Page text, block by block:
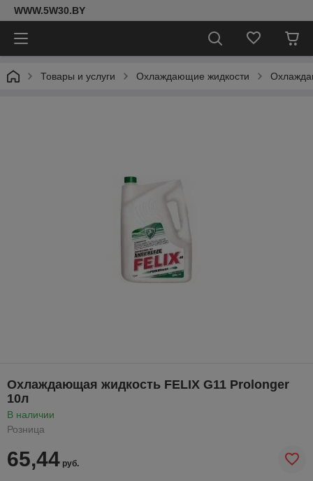
WWW.5W30.BY
Товары и услуги Охлаждающие жидкости
Охлаждающая жидкость FELIX G11 Prolonger
10л
В наличии
Розница
65,44 руб.